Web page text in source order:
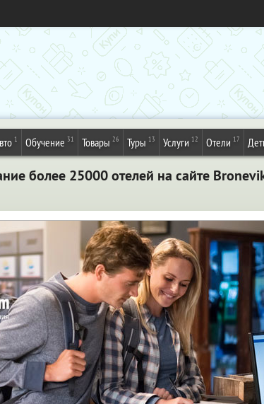
1 Обучение 31 Товары 26 Туры 13 Услуги 12 Отели 17
более 25000 отелей на сайте